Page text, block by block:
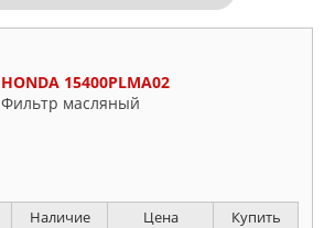
HONDA 15400PLMA02
Фильтр масляный
Наличие Цена Купить